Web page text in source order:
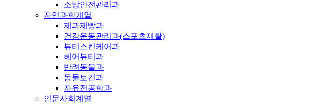
소방안전관리과
자연과학계열
제과제빵과
건강운동관리과(스포츠재활)
뷰티스킨케어과
헤어뷰티과
반려동물과
동물보건과
자유전공학과
인문사회계열